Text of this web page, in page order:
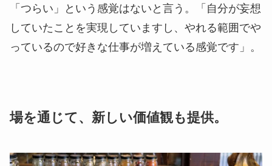
「つらい」という感覚はないと言う。「自分が妄想
していたことを実現していますし、やれる範囲でや
っているので好きな仕事が増えている感覚です」。
場を通じて、新しい価値観も提供。